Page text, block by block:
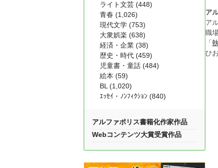
ア
ア
職
「
ひ
ライト文芸 (448)
青春 (1,026)
現代文学 (753)
大衆娯楽 (638)
経済・企業 (38)
歴史・時代 (459)
児童書・童話 (484)
絵本 (59)
BL (1,020)
ｴｯｾｲ・ﾉﾝﾌｨｸｼｮﾝ (840)
アルファポリス書籍化作家作品
Webコンテンツ大賞受賞作品